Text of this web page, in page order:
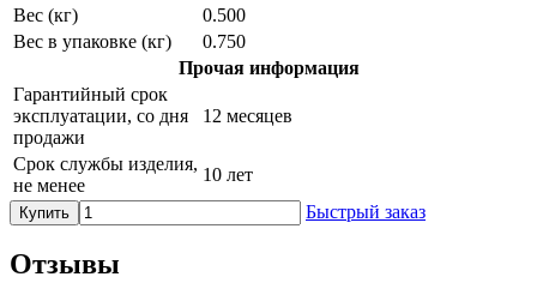
Вес (кг)
0.500
Вес в упаковке (кг)
0.750
Прочая информация
Гарантийный срок
эксплуатации, со дня
продажи
12 месяцев
Срок службы изделия,
не менее
10 лет
Купить Быстрый заказ
Отзывы